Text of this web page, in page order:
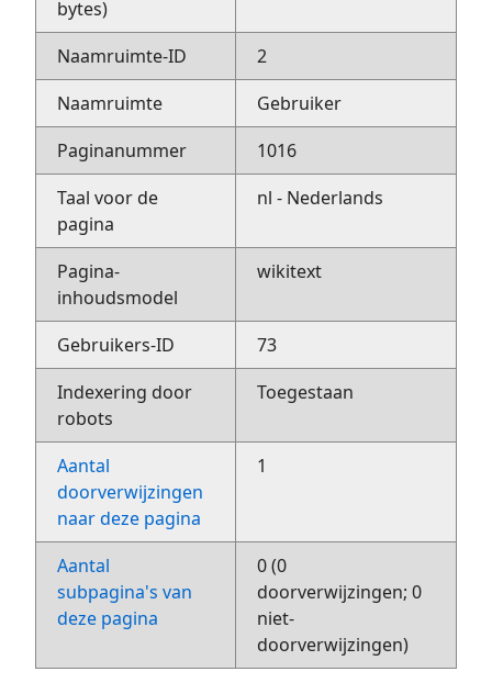
bytes)
Naamruimte-ID
2
Naamruimte
Gebruiker
Paginanummer
1016
Taal voor de
pagina
nl - Nederlands
Pagina-
inhoudsmodel
wikitext
Gebruikers-ID
73
Indexering door
robots
Toegestaan
Aantal
doorverwijzingen
naar deze pagina
1
Aantal
subpagina's van
deze pagina
0 (0
doorverwijzingen; 0
niet-
doorverwijzingen)